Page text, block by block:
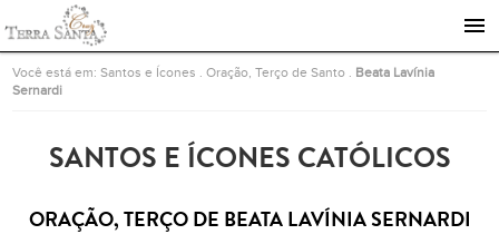
Ir para a página inicial
Você está em:Santos e Ícones .Oração, Terço de Santo
Beata Lavínia
Sernardi
SANTOS E ÍCONES CATÓLICOS
ORAÇÃO, TERÇO DE BEATA LAVÍNIA SERNARDI